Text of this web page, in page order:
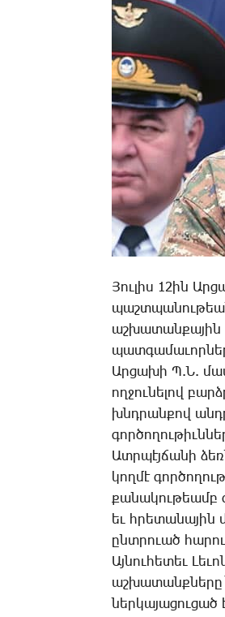
­Յու­լիս 12ին
աշ­խա­տան­քա­յին
Ար­ցա­խի Պ.Ն.
ող­ջու­նե­լով
խնդրան­քով
Ատր­պէյ­ճա­նի
կող­մէ
քա­նա­կու­թեամբ
եւ հրե­տա­նա­յին
ընտ­րո­ւած
Այ­նու­հե­տեւ
աշ­խա­տանք­նե­րը`
ներ­կա­յա­ցու­ցած